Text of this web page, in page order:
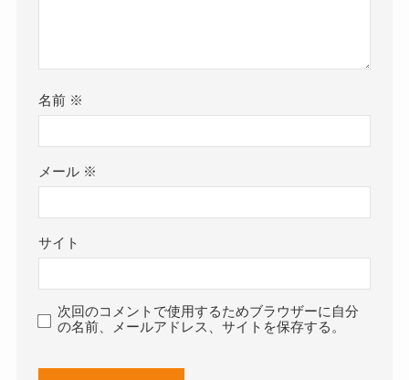
名前 ※
メール ※
サイト
次回のコメントで使用するためブラウザーに自分
の名前、メールアドレス、サイトを保存する。